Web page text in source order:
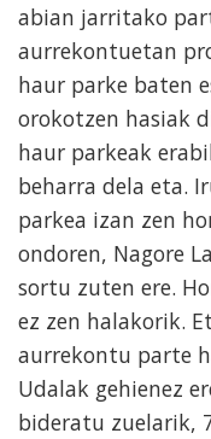
abian jarritako
aurrekontuetan
haur parke baten
orokotzen hasiak
haur parkeak
beharra dela eta.
parkea izan zen
ondoren, Nagore
sortu zuten ere.
ez zen halakorik.
aurrekontu parte
Udalak gehienez
bideratu zuelarik,